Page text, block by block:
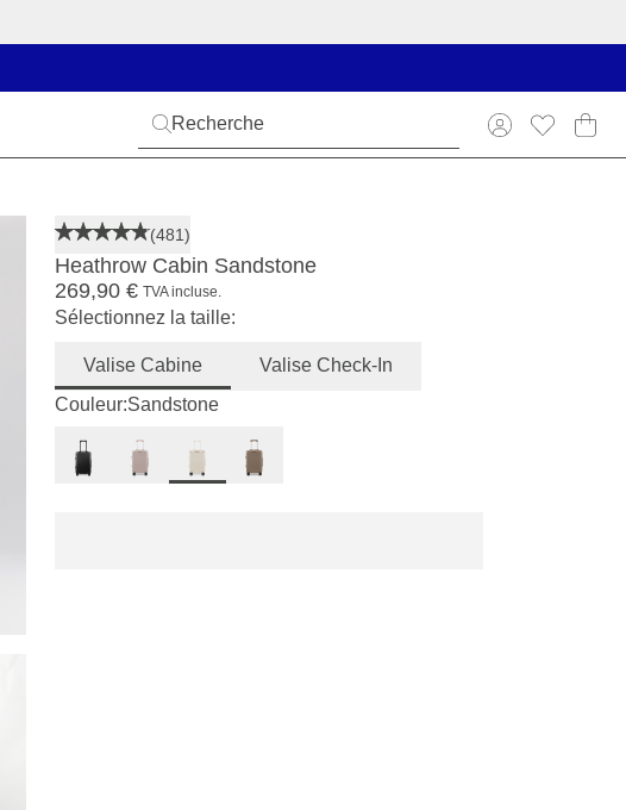
(481)
Heathrow Cabin Sandstone
269,90 € TVA incluse.
Sélectionnez la taille:
Valise Cabine
Valise Check-In
Couleur:Sandstone